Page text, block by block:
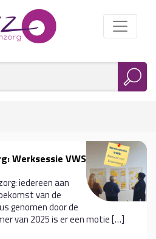
Werksessie VWS
iedereen aan
van de
genomen door de
van 2025 is er een motie […]